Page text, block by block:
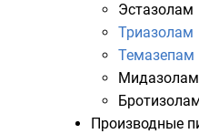
Эстазолам
Триазолам
Темазепам
Мидазолам
Производные